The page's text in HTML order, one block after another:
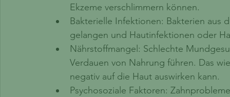
Ekzeme verschlimmern können.
Bakterielle Infektionen: Bakterien aus
gelangen und Hautinfektionen oder
Nährstoffmangel: Schlechte
Verdauen von Nahrung führen. Das
negativ auf die Haut auswirken kann.
Psychosoziale Faktoren: